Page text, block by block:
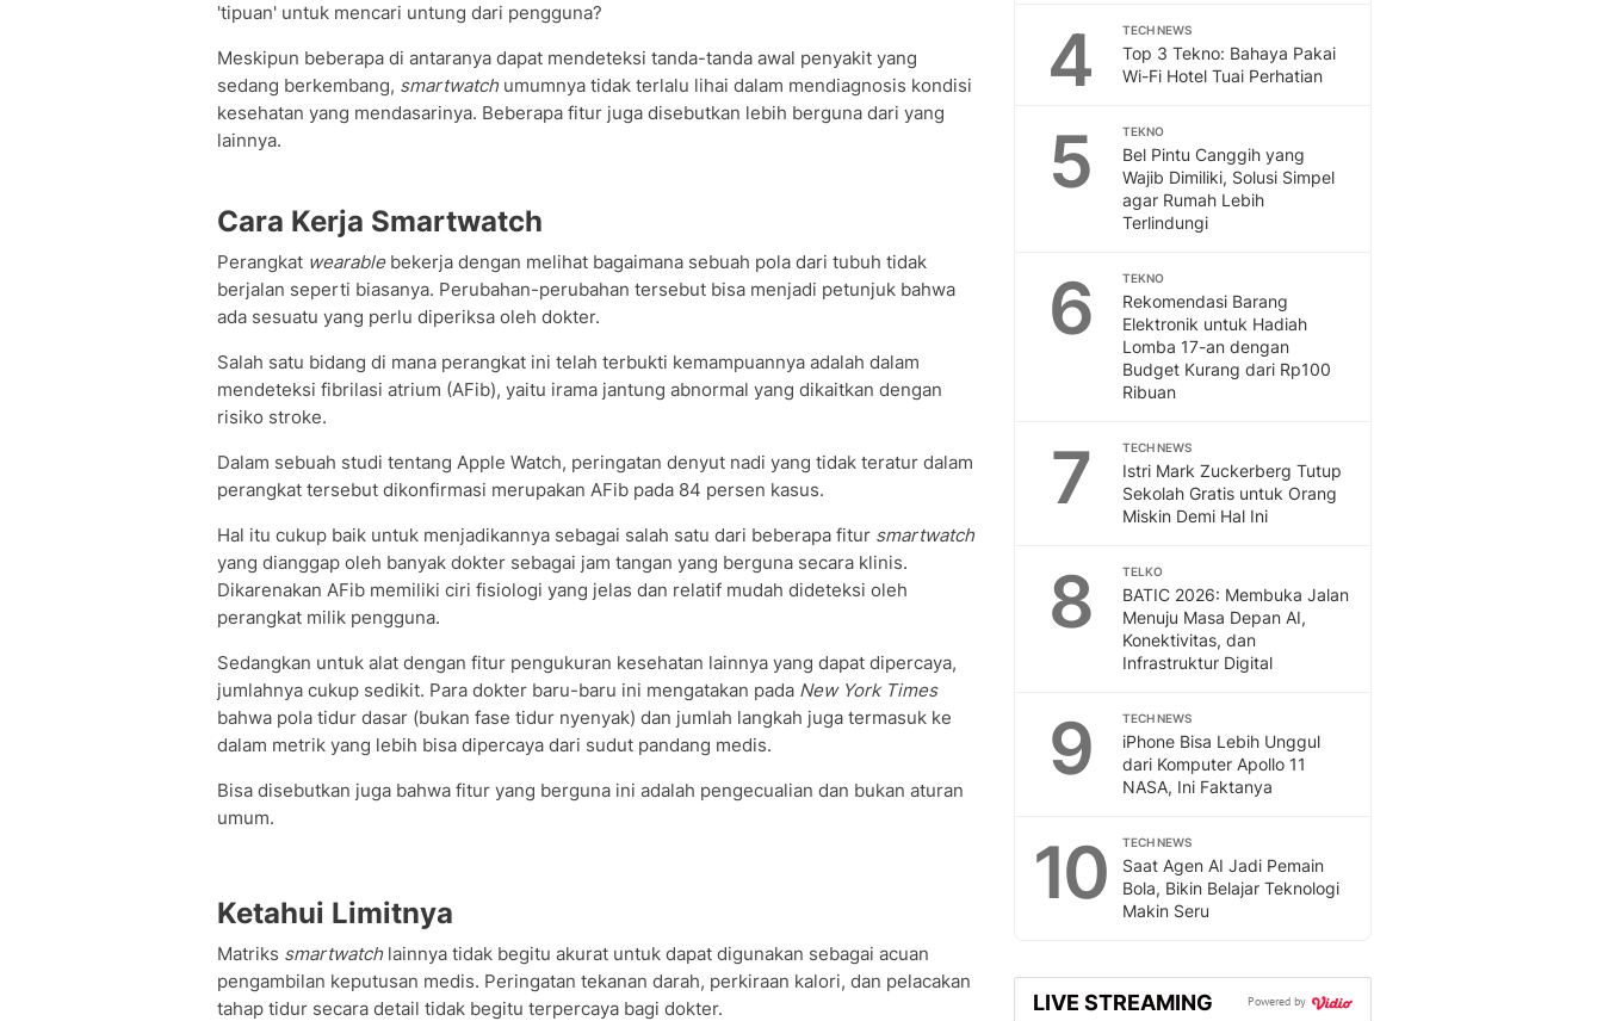
'tipuan' untuk mencari untung dari pengguna?
Meskipun beberapa di antaranya dapat mendeteksi tanda-tanda awal penyakit yang
sedang berkembang, smartwatchumumnya tidak terlalu lihai dalam mendiagnosis kondisi
kesehatan yang mendasarinya. Beberapa fitur juga disebutkan lebih berguna dari yang
lainnya.
Cara Kerja Smartwatch
Perangkat wearablebekerja dengan melihat bagaimana sebuah pola dari tubuh tidak
berjalan seperti biasanya. Perubahan-perubahan tersebut bisa menjadi petunjuk bahwa
ada sesuatu yang perlu diperiksa oleh dokter.
Salah satu bidang di mana perangkat ini telah terbukti kemampuannya adalah dalam
mendeteksi fibrilasi atrium (AFib), yaitu irama jantung abnormal yang dikaitkan dengan
risiko stroke.
Dalam sebuah studi tentang Apple Watch, peringatan denyut nadi yang tidak teratur dalam
perangkat tersebut dikonfirmasi merupakan AFib pada 84 persen kasus.
Hal itu cukup baik untuk menjadikannya sebagai salah satu dari beberapa fitur smartwatch
yang dianggap oleh banyak dokter sebagai jam tangan yang berguna secara klinis.
Dikarenakan AFib memiliki ciri fisiologi yang jelas dan relatif mudah dideteksi oleh
perangkat milik pengguna.
Sedangkan untuk alat dengan fitur pengukuran kesehatan lainnya yang dapat dipercaya,
jumlahnya cukup sedikit. Para dokter baru-baru ini mengatakan pada New York Times
bahwa pola tidur dasar (bukan fase tidur nyenyak) dan jumlah langkah juga termasuk ke
dalam metrik yang lebih bisa dipercaya dari sudut pandang medis.
Bisa disebutkan juga bahwa fitur yang berguna ini adalah pengecualian dan bukan aturan
umum.
Ketahui Limitnya
Matriks smartwatchlainnya tidak begitu akurat untuk dapat digunakan sebagai acuan
pengambilan keputusan medis. Peringatan tekanan darah, perkiraan kalori, dan pelacakan
tahap tidur secara detail tidak begitu terpercaya bagi dokter.
4 TECH NEWS
Top 3 Tekno: Bahaya Pakai
Wi-Fi Hotel Tuai Perhatian
5 TEKNO
Bel Pintu Canggih yang
Wajib Dimiliki, Solusi Simpel
agar Rumah Lebih
Terlindungi
6 TEKNO
Rekomendasi Barang
Elektronik untuk Hadiah
Lomba 17-an dengan
Budget Kurang dari Rp100
Ribuan
7 TECH NEWS
Istri Mark Zuckerberg Tutup
Sekolah Gratis untuk Orang
Miskin Demi Hal Ini
8 TELKO
BATIC 2026: Membuka Jalan
Menuju Masa Depan AI,
Konektivitas, dan
Infrastruktur Digital
9 TECH NEWS
iPhone Bisa Lebih Unggul
dari Komputer Apollo 11
NASA, Ini Faktanya
10 TECH NEWS
Saat Agen AI Jadi Pemain
Bola, Bikin Belajar Teknologi
Makin Seru
LIVE STREAMING Powered by